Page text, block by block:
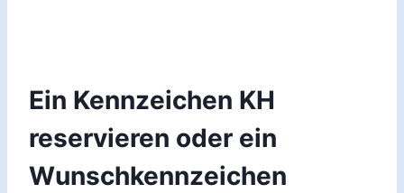
Ein Kennzeichen KH
reservieren oder ein
Wunschkennzeichen